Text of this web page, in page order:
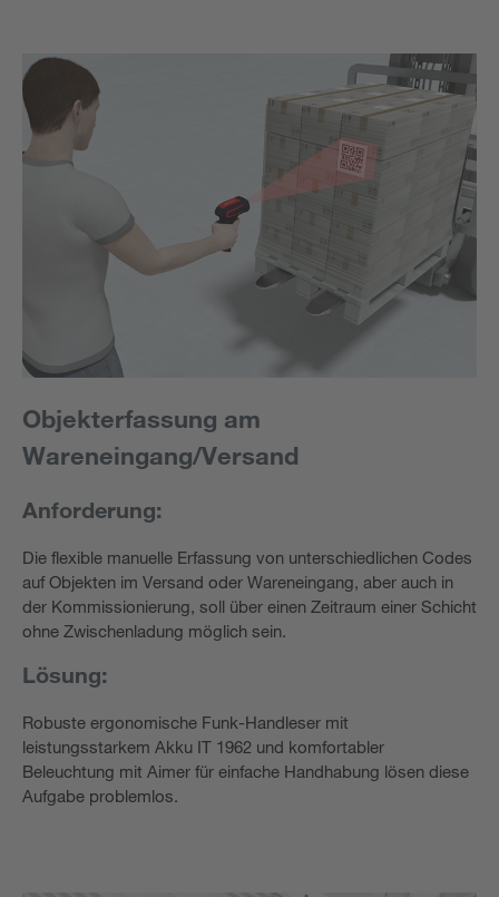
Objekterfassung am
Wareneingang/Versand
Anforderung:
Die flexible manuelle Erfassung von unterschiedlichen Codes
auf Objekten im Versand oder Wareneingang, aber auch in
der Kommissionierung, soll über einen Zeitraum einer Schicht
ohne Zwischenladung möglich sein.
Lösung:
Robuste ergonomische Funk-Handleser mit
leistungsstarkem Akku IT 1962 und komfortabler
Beleuchtung mit Aimer für einfache Handhabung lösen diese
Aufgabe problemlos.